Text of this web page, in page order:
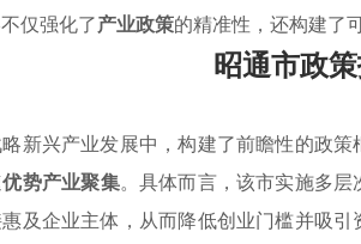
仅强化了产业政策的精准性，还构建了
昭通市政
新兴产业发展中，构建了前瞻性的政
优势产业聚集。具体而言，该市实施多层
及企业主体，从而降低创业门槛并吸